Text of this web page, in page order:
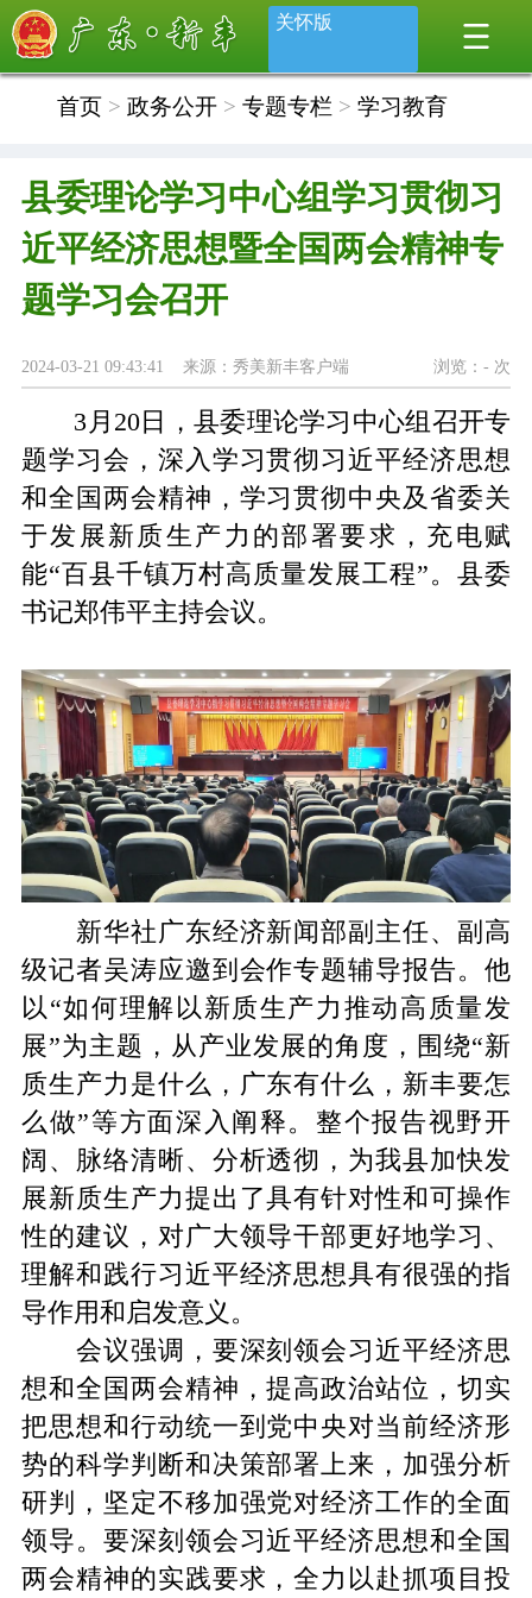
关怀版
首页> 政务公开> 专题专栏 > 学习教育
县委理论学习中心组学习贯彻习
近平经济思想暨全国两会精神专
题学习会召开
浏览：- 次
2024-03-21 09:43:41 来源：秀美新丰客户端
3月20日，县委理论学习中心组召开专
题学习会，深入学习贯彻习近平经济思想
和全国两会精神，学习贯彻中央及省委关
于发展新质生产力的部署要求，充电赋
能“百县千镇万村高质量发展工程”。县委
书记郑伟平主持会议。
新华社广东经济新闻部副主任、副高
级记者吴涛应邀到会作专题辅导报告。他
以“如何理解以新质生产力推动高质量发
展”为主题，从产业发展的角度，围绕“新
质生产力是什么，广东有什么，新丰要怎
么做”等方面深入阐释。整个报告视野开
阔、脉络清晰、分析透彻，为我县加快发
展新质生产力提出了具有针对性和可操作
性的建议，对广大领导干部更好地学习、
理解和践行习近平经济思想具有很强的指
导作用和启发意义。
会议强调，要深刻领会习近平经济思
想和全国两会精神，提高政治站位，切实
把思想和行动统一到党中央对当前经济形
势的科学判断和决策部署上来，加强分析
研判，坚定不移加强党对经济工作的全面
领导。要深刻领会习近平经济思想和全国
两会精神的实践要求，全力以赴抓项目投